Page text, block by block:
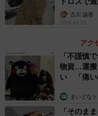
「治療を続けていたとこ
驚きました。神経からく
んですが…」（福岡さん
古川 諭香
2026.08.05
アク
「不謹慎
物資…運搬
い 「痛い
まいどな
「そのま